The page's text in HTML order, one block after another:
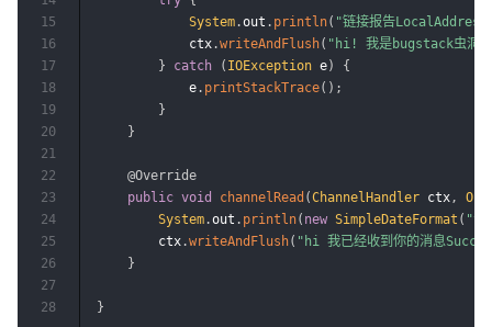
System .out . println( "链接报告
            ctx
.writeAndFlush( "hi! 我是bugstack虫
}
catch ( IOException e)
{
            e
. printStackTrace( ) ;
}
}
@Override
public void channelRead (ChannelHandler ctx ,
System .out . println( new SimpleDateFormat (
        ctx
.writeAndFlush( "hi 我已经收到你的消息
}
}
15
16
17
18
19
20
21
22
23
24
25
26
27
28